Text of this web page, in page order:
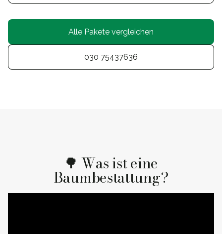
Alle Pakete vergleichen
030 75437636
🌳 Was ist eine
Baumbestattung?